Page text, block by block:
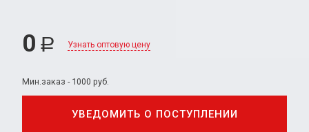
0 Р Узнать оптовую цену
Мин.заказ - 1000 руб.
УВЕДОМИТЬ О ПОСТУПЛЕНИИ